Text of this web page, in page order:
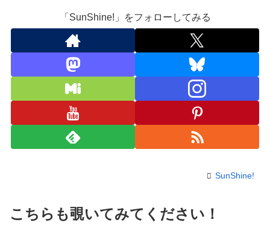
「SunShine!」をフォローしてみる
SunShine!
こちらも覗いてみてください！